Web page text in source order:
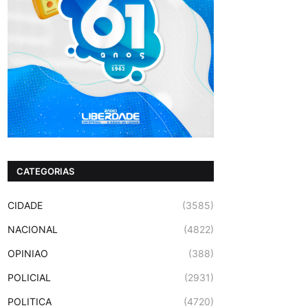
CATEGORIAS
CIDADE (3585)
NACIONAL (4822)
OPINIAO (388)
POLICIAL (2931)
POLITICA (4720)